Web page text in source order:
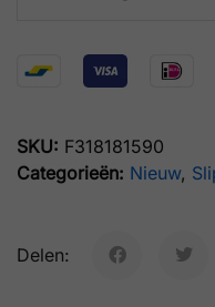
SKU: F318181590
Categorieën: Nieuw,
Delen: